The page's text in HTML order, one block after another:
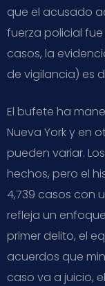
que el acusado
fuerza policial
casos, la
de vigilancia) es
El bufete ha
Nueva York y en
pueden variar.
hechos, pero el
4,739 casos con
refleja un
primer delito, el
acuerdos que
caso va a juicio,